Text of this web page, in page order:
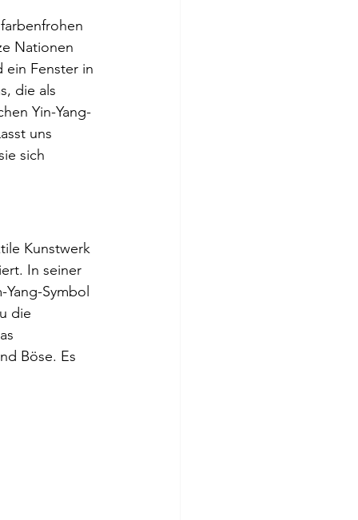
Nationen
ein Fenster in
die als
Yin-Yang-
uns
sich
Kunstwerk
In seiner
Symbol
die
Böse. Es